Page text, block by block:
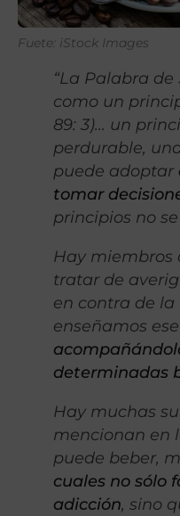
Fuete: iStock Images
“La Palabra de
como un
89: 3)… un
perdurable,
puede adoptar
tomar
principios no
Hay miembros
tratar de
en contra de
enseñamos
determinadas
Hay muchas
mencionan en
puede beber,
cuales no sólo
adicción, sino